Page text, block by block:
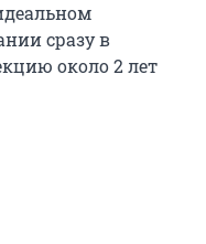
сразу в
около 2 лет